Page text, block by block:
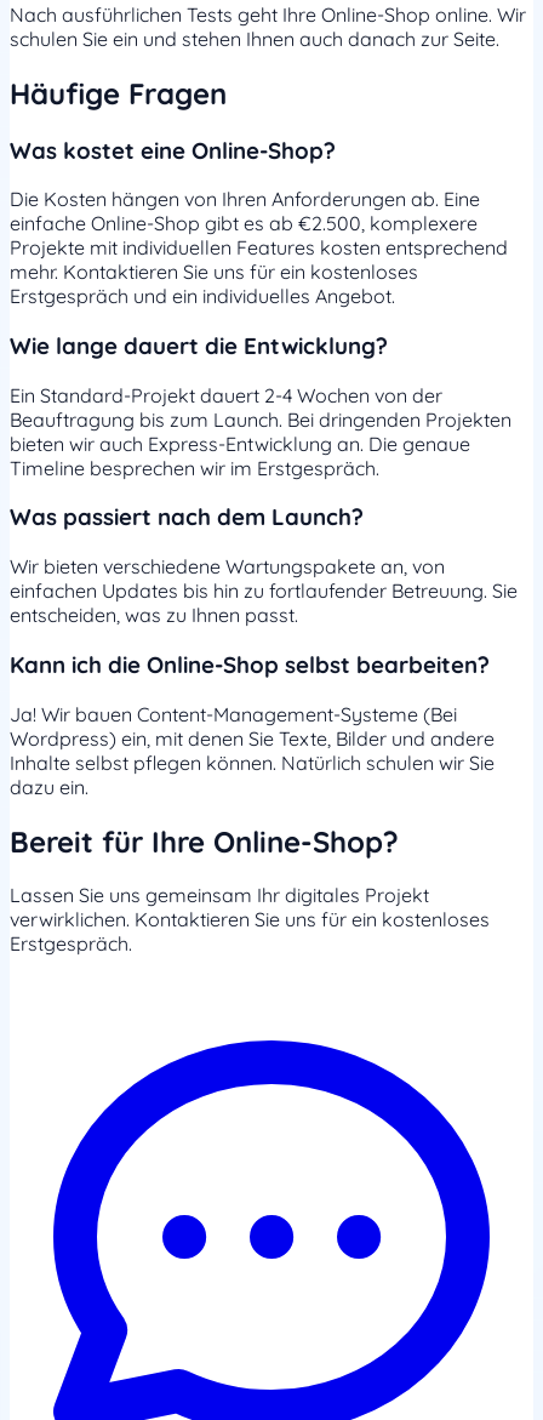
Nach ausführlichen Tests geht Ihre Online-Shop online. Wir
schulen Sie ein und stehen Ihnen auch danach zur Seite.
Häufige Fragen
Was kostet eine Online-Shop?
Die Kosten hängen von Ihren Anforderungen ab. Eine
einfache Online-Shop gibt es ab €2.500, komplexere
Projekte mit individuellen Features kosten entsprechend
mehr. Kontaktieren Sie uns für ein kostenloses
Erstgespräch und ein individuelles Angebot.
Wie lange dauert die Entwicklung?
Ein Standard-Projekt dauert 2-4 Wochen von der
Beauftragung bis zum Launch. Bei dringenden Projekten
bieten wir auch Express-Entwicklung an. Die genaue
Timeline besprechen wir im Erstgespräch.
Was passiert nach dem Launch?
Wir bieten verschiedene Wartungspakete an, von
einfachen Updates bis hin zu fortlaufender Betreuung. Sie
entscheiden, was zu Ihnen passt.
Kann ich die Online-Shop selbst bearbeiten?
Ja! Wir bauen Content-Management-Systeme (Bei
Wordpress) ein, mit denen Sie Texte, Bilder und andere
Inhalte selbst pflegen können. Natürlich schulen wir Sie
dazu ein.
Bereit für Ihre Online-Shop?
Lassen Sie uns gemeinsam Ihr digitales Projekt
verwirklichen. Kontaktieren Sie uns für ein kostenloses
Erstgespräch.